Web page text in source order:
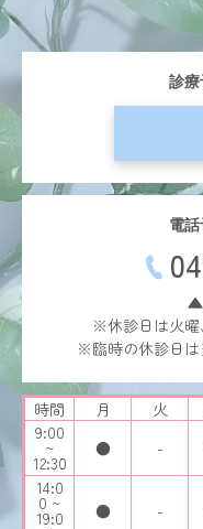
診療
電
※休診日は火曜
※臨時の休診日は
時間 月 火
9:00
~
12:30
● -
14:0
0 ~
19:0 ● -